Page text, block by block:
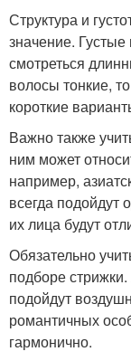
Структура и
значение.
смотреться
волосы тонкие,
короткие
Важно также
ним может
например,
всегда подойдут
их лица будут
Обязательно
подборе
подойдут
романтичных
гармонично.